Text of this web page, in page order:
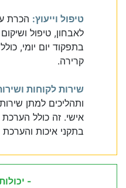
טיפול וייעוץ: הכרת
לאבחון, טיפול
בתפקוד יום יומי,
קרירה.
שירות לקוחות
ותהליכים למתן
אישי. זה כולל
בתקני איכות
-